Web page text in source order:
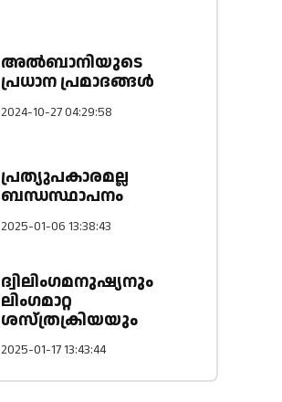
അൽബാനിയുടെ
പ്രധാന പ്രമാദങ്ങൾ
2024-10-27 04:29:58
പ്രത്യുപകാരമല്ല
ബന്ധസ്ഥാപനം
2025-01-06 13:38:43
ദ്വിലിംഗമനുഷ്യനും
ലിംഗമാറ്റ
ശസ്ത്രക്രിയയും
2025-01-17 13:43:44